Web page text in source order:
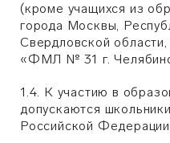
(кроме учащихся из
города Москвы,
Свердловской
«ФМЛ № 31 г.
1.4. К участию в
допускаются
Российской